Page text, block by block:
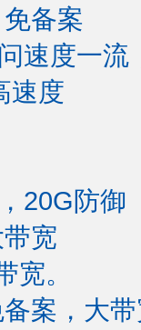
备案
速度一
速度
20G防御
宽
宽。
案，大